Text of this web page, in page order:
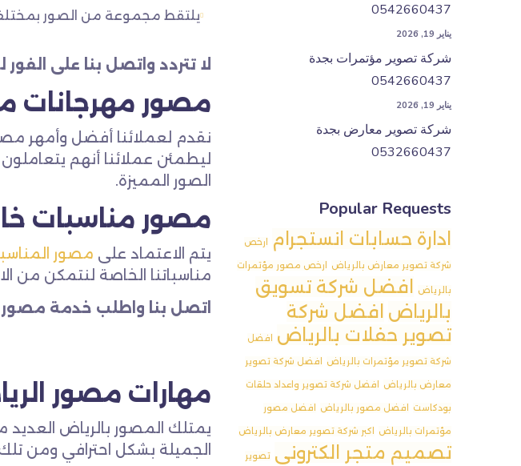
يلتقط مجموعة من الصور
لا تتردد واتصل بنا على
مصور مهرجانات
نقدم لعملائنا أفضل وأمهر
ليطمئن عملائنا أنهم
الصور المميزة.
مصور مناسبات
يتم الاعتماد على مصور
مناسباتنا الخاصة لنتمكن من
اتصل بنا واطلب خدمة مصور
مهارات مصور
يمتلك المصور بالرياض العديد
الجميلة بشكل احترافي ومن
0542660437
يناير 19, 2026
شركة تصوير مؤتمرات بجدة
0542660437
يناير 19, 2026
شركة تصوير معارض بجدة
0532660437
Popular Requests
ادارة حسابات انستجرام ارخص
شركة تصوير معارض بالرياض ارخص مصور مؤتمرات
بالرياض
افضل شركة تسويق
بالرياض افضل شركة
تصوير حفلات بالرياض
افضل
شركة تصوير مؤتمرات بالرياض افضل شركة تصوير
معارض بالرياض افضل شركة تصوير واعداد حلقات
بودكاست افضل مصور بالرياض افضل مصور
مؤتمرات بالرياض اكبر شركة تصوير معارض بالرياض
تصميم متجر الكتروني تصوير